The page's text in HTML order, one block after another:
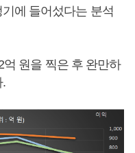
에 들어섰다는 분석
억 원을 찍은 후 완만하
.